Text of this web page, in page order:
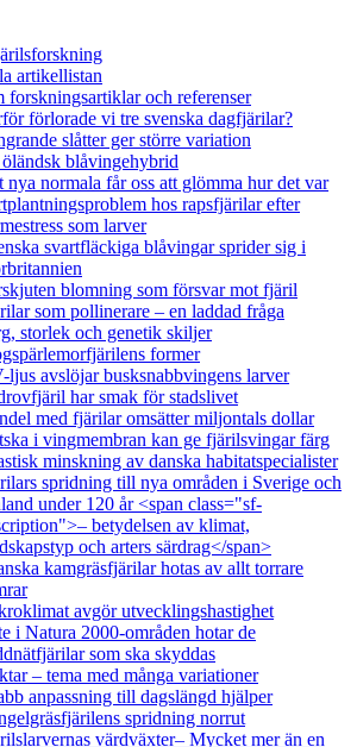
artikellistan
forskningsartiklar och referenser
förlorade vi tre svenska dagfjärilar?
slåtter ger större variation
blåvingehybrid
nya normala får oss att glömma hur det var
hos rapsfjärilar efter
som larver
svartfläckiga blåvingar sprider sig i
blomning som försvar mot fjäril
som pollinerare – en laddad fråga
storlek och genetik skiljer
former
ljus avslöjar busksnabbvingens larver
har smak för stadslivet
med fjärilar omsätter miljontals dollar
i vingmembran kan ge fjärilsvingar färg
minskning av danska habitatspecialister
spridning till nya områden i Sverige och
under 120 år <span class="sf-
betydelsen av klimat,
och arters särdrag</span>
kamgräsfjärilar hotas av allt torrare
avgör utvecklingshastighet
i Natura 2000-områden hotar de
som ska skyddas
– tema med många variationer
anpassning till dagslängd hjälper
spridning norrut
värdväxter– Mycket mer än en